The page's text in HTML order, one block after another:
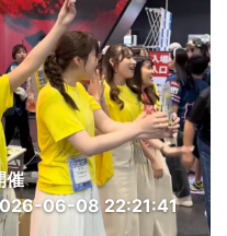
催
06-08 22:21:41